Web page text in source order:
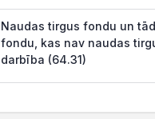
Naudas tirgus fondu un
fondu, kas nav naudas
darbība (64.31)